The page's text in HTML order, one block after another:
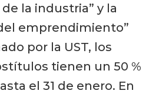
la industria” y la
emprendimiento”
por la UST, los
tienen un 50 %
el 31 de enero. En